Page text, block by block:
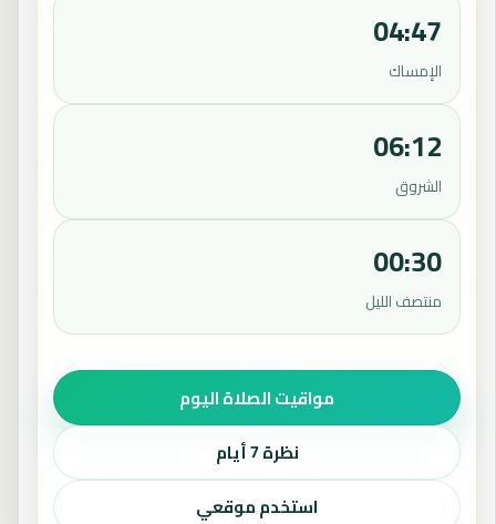
04:47
الإمساك
06:12
الشروق
00:30
منتصف الليل
مواقيت الصلاة اليوم
نظرة 7 أيام
استخدم موقعي